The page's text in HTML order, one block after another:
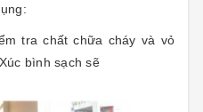
tra chất chữa cháy và vỏ
bình sạch sẽ